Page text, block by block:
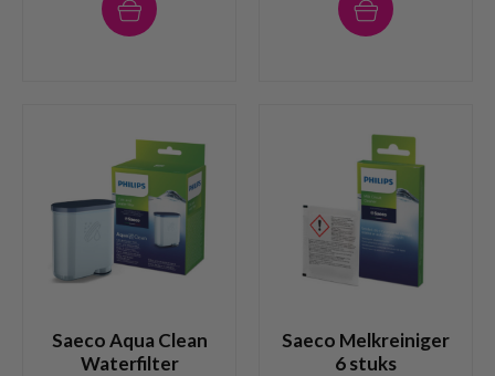
Saeco Aqua Clean
Waterfilter
Saeco Melkreiniger
6 stuks